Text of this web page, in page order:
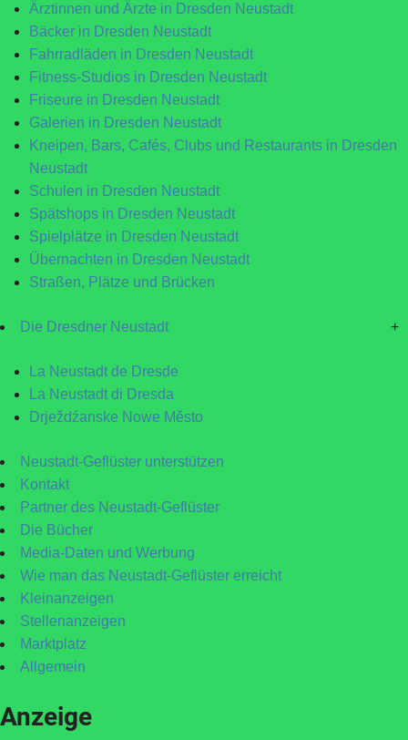
Ärztinnen und Ärzte in Dresden Neustadt
Bäcker in Dresden Neustadt
Fahrradläden in Dresden Neustadt
Fitness-Studios in Dresden Neustadt
Friseure in Dresden Neustadt
Galerien in Dresden Neustadt
Kneipen, Bars, Cafés, Clubs und Restaurants in Dresden
Neustadt
Schulen in Dresden Neustadt
Spätshops in Dresden Neustadt
Spielplätze in Dresden Neustadt
Übernachten in Dresden Neustadt
Straßen, Plätze und Brücken
Die Dresdner Neustadt +
La Neustadt de Dresde
La Neustadt di Dresda
Drježdźanske Nowe Město
Neustadt-Geflüster unterstützen
Kontakt
Partner des Neustadt-Geflüster
Die Bücher
Media-Daten und Werbung
Wie man das Neustadt-Geflüster erreicht
Kleinanzeigen
Stellenanzeigen
Marktplatz
Allgemein
Anzeige